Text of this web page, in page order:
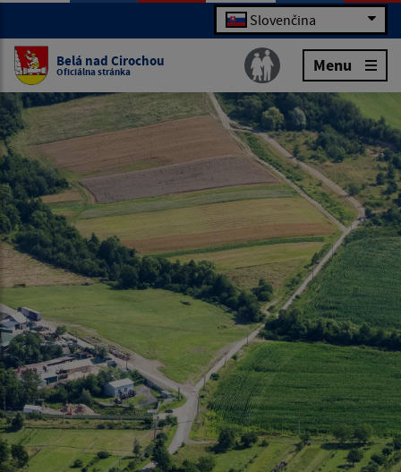
Slovenčina
Belá nad Cirochou
Oficiálna stránka Menu